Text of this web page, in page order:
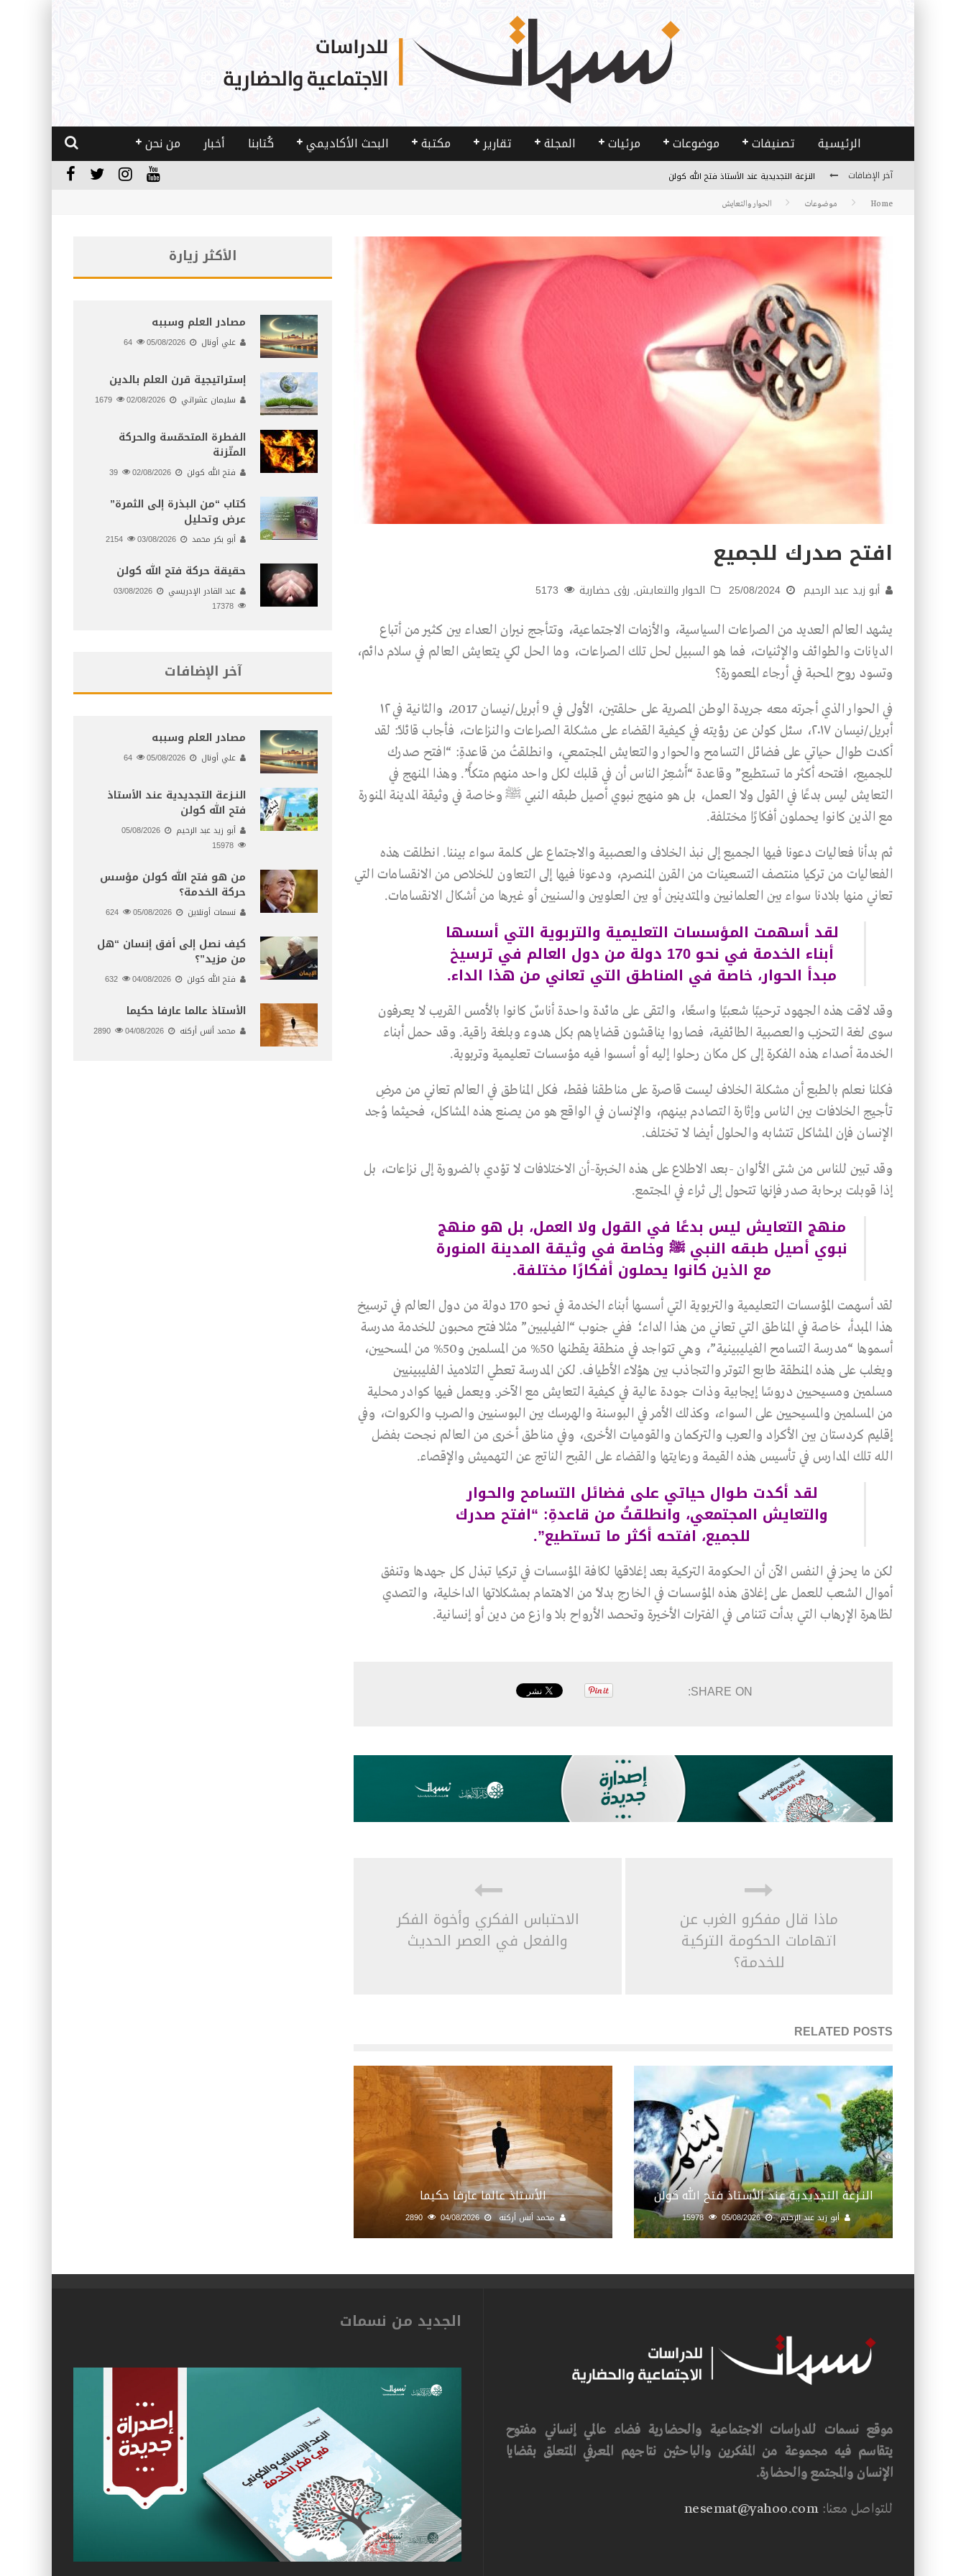
الرئيسية تصنيفات موضوعات مرئيات المجلة تقارير مكتبة البحث الأكاديمي كُتابنا أخبار من نحن
آخر الإضافات
من هو فتح الله كولن مؤسس حركة الخدمة؟
كيف نصل إلى أفق إنسان “هل من مزيد”؟
الأستاذ عالما عارفا حكيما
مصادر العلم وسببه
النـزعة التجديدية عند الأستاذ فتح الله كولن
Home موضوعات الحوار والتعايش
افتح صدرك للجميع
أبو زيد عبد الرحيم 25/08/2024 الحوار والتعايش, رؤى حضارية
يشهد العالم العديد من الصراعات السياسية، والأزمات الاجتماعية، وتتأجج نيران العداء بين كثير من أتباع
الديانات والطوائف والإثنيات، فما هو السبيل لحل تلك الصراعات، وما الحل لكي يتعايش العالم في سلام دائم،
وتسود روح المحبة في أرجاء المعمورة؟
في الحوار الذي أجرته معه جريدة الوطن المصرية على حلقتين، الأولى في 9 أبريل/نيسان 2017، والثانية في ١٢
أبريل/نيسان ٢٠١٧، سئل كولن عن رؤيته في كيفية القضاء على مشكلة الصراعات والنزاعات، فأجاب قائلاً: لقد
أكدت طوال حياتي على فضائل التسامح والحوار والتعايش المجتمعي، وانطلقتُ من قاعدةِ: “افتح صدرك
للجميع، افتحه أكثر ما تستطيع” وقاعدة “أَشعِرْ الناس أن في قلبك لكل واحد منهم متكأً”. وهذا المنهج في
التعايش ليس بدعًا في القول ولا العمل، بل هو منهج نبوي أصيل طبقه النبي ﷺ وخاصة في وثيقة المدينة المنورة
مع الذين كانوا يحملون أفكارًا مختلفة.
ثم بدأنا فعاليات دعونا فيها الجميع إلى نبذ الخلاف والعصبية والاجتماع على كلمة سواء بيننا. انطلقت هذه
الفعاليات من تركيا منتصف التسعينات من القرن المنصرم، ودعونا فيها إلى التعاون للخلاص من الانقسامات التي
تعاني منها بلادنا سواء بين العلمانيين والمتدينين أو بين العلويين والسنيين أو غيرها من أشكال الانقسامات.
لقد أسهمت المؤسسات التعليمية والتربوية التي أسسها
أبناء الخدمة في نحو 170 دولة من دول العالم في ترسيخ
مبدأ الحوار، خاصة في المناطق التي تعاني من هذا الداء.
وقد لاقت هذه الجهود ترحيبًا شعبيًا واسعًا، والتقى على مائدة واحدة أناسٌ كانوا بالأمس القريب لا يعرفون
سوى لغة التحزب والعصبية الطائفية، فصاروا يناقشون قضاياهم بكل هدوء وبلغة راقية. وقد حمل أبناء
الخدمة أصداء هذه الفكرة إلى كل مكان رحلوا إليه أو أسسوا فيه مؤسسات تعليمية وتربوية.
فكلنا نعلم بالطبع أن مشكلة الخلاف ليست قاصرة على مناطقنا فقط، فكل المناطق في العالم تعاني من مرضِ
تأجيج الخلافات بين الناس وإثارة التصادم بينهم، والإنسان في الواقع هو من يصنع هذه المشاكل، فحيثما وُجد
الإنسان فإن المشاكل تتشابه والحلول أيضا لا تختلف.
وقد تبين للناس من شتى الألوان -بعد الاطلاع على هذه الخبرة-أن الاختلافات لا تؤدي بالضرورة إلى نزاعات، بل
إذا قوبلت برحابة صدر فإنها تتحول إلى ثراء في المجتمع.
منهج التعايش ليس بدعًا في القول ولا العمل، بل هو منهج
نبوي أصيل طبقه النبي ﷺ وخاصة في وثيقة المدينة المنورة
مع الذين كانوا يحملون أفكارًا مختلفة.
لقد أسهمت المؤسسات التعليمية والتربوية التي أسسها أبناء الخدمة في نحو 170 دولة من دول العالم في ترسيخ
هذا المبدأ، خاصة في المناطق التي تعاني من هذا الداء؛ ففي جنوب “الفيليبين” مثلا فتح محبون للخدمة مدرسة
أسموها “مدرسة التسامح الفيليبينية”، وهي تتواجد في منطقة يقطنها 50% من المسلمين و50% من المسحيين،
ويغلب على هذه المنطقة طابع التوتر والتجاذب بين هؤلاء الأطياف. لكن المدرسة تعطي التلاميذ الفليبينيين
مسلمين ومسيحيين دروسًا إيجابية وذات جودة عالية في كيفية التعايش مع الآخر. ويعمل فيها كوادر محلية
من المسلمين والمسيحيين على السواء، وكذلك الأمر في البوسنة والهرسك بين البوسنيين والصرب والكروات، وفي
إقليم كردستان بين الأكراد والعرب والتركمان والقوميات الأخرى، وفي مناطق أخرى من العالم نجحت بفضل
الله تلك المدارس في تأسيس هذه القيمة ورعايتها والقضاء على القبح الناتج عن التهميش والإقصاء.
لقد أكدت طوال حياتي على فضائل التسامح والحوار
والتعايش المجتمعي، وانطلقتُ من قاعدةِ: “افتح صدرك
للجميع، افتحه أكثر ما تستطيع”.
لكن ما يحز في النفس الآن أن الحكومة التركية بعد إغلاقها لكافة المؤسسات في تركيا تبذل كل جهدها وتنفق
أموال الشعب للعمل على إغلاق هذه المؤسسات في الخارج بدلاً من الاهتمام بمشكلاتها الداخلية، والتصدي
لظاهرة الإرهاب التي بدأت تتنامى في الفترات الأخيرة وتحصد الأرواح بلا وازع من دين أو إنسانية.
SHARE ON:
ماذا قال مفكرو الغرب عن
اتهامات الحكومة التركية
للخدمة؟
الاحتباس الفكري وأخوة الفكر
والفعل في العصر الحديث
RELATED POSTS
النـزعة التجديدية عند الأستاذ فتح الله كولن
أبو زيد عبد الرحيم 05/08/2026
15978
الأستاذ عالما عارفا حكيما
محمد أنس أركنه 04/08/2026
الأكثر زيارة
مصادر العلم وسببه
علي أونال 05/08/2026
إستراتيجية قرن العلم بالدين
سليمان عشراتي 02/08/2026
الفطرة المتحمّسة والحركة
المتّزنة
فتح الله كولن 02/08/2026
كتاب “من البذرة إلى الثمرة”
عرض وتحليل
أبو بكر محمد 03/08/2026
حقيقة حركة فتح الله كولن
عبد القادر الإدريسي
03/08/2026
آخر الإضافات
مصادر العلم وسببه
علي أونال 05/08/2026
النـزعة التجديدية عند الأستاذ
فتح الله كولن
أبو زيد عبد الرحيم
05/08/2026
من هو فتح الله كولن مؤسس
حركة الخدمة؟
نسمات أونلاين 05/08/2026
كيف نصل إلى أفق إنسان “هل
من مزيد”؟
فتح الله كولن 04/08/2026
الأستاذ عالما عارفا حكيما
محمد أنس أركنه 04/08/2026
موقع نسمات للدراسات الاجتماعية والحضارية فضاء عالمي إنساني مفتوح
يتقاسم فيه مجموعة من المفكرين والباحثين نتاجهم المعرفي المتعلق بقضايا
الإنسان والمجتمع والحضارة.
للتواصل معنا:nesemat@yahoo.com
الجديد من نسمات